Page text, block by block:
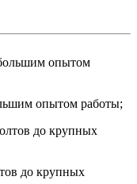
опытом работы;
до крупных